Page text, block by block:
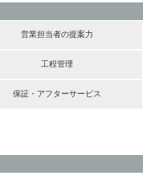
営業担当者の提案力
工程管理
保証・アフターサービス